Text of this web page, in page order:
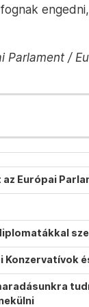
Parlament /
Európai